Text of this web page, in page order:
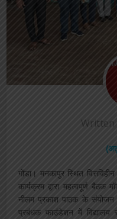
Written
गोंडा। मनकापुर स्थित
कार्यक्रम द्वारा महत्वपूर्ण
नीलम प्रकाश पाठक के संयोजन
प्रबंधक फाउंडेशन में